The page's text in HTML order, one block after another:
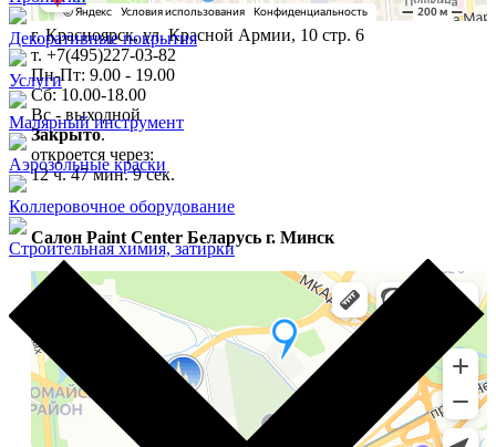
г. Красноярск, ул. Красной Армии, 10 стр. 6
т. +7(495)227-03-82
Пн-Пт: 9.00 - 19.00
Сб: 10.00-18.00
Вс - выходной
Закрыто.
откроется через:
12 ч. 47 мин. 8 сек.
Салон Paint Center Беларусь г. Минск
Декоративные покрытия
Услуги
Малярный инструмент
Аэрозольные краски
Коллеровочное оборудование
Строительная химия, затирки